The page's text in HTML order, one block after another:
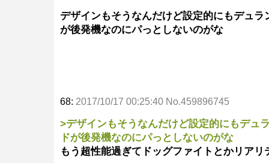
デザインもそうなんだけど設定的にもデュ
が後発機なのにパっとしないのがな
68: 2017/10/17 00:25:40 No.459896745
>デザインもそうなんだけど設定的にもデュ
ドが後発機なのにパっとしないのがな
もう超性能過ぎてドッグファイトとかリア